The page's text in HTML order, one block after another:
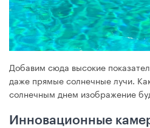
Добавим сюда высокие
даже прямые солнечные лучи.
солнечным днем изображение
Инновационные